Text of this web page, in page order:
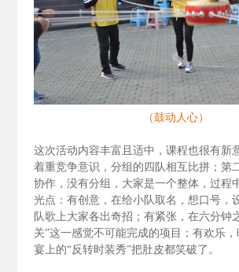
（鼓动人心）
这次活动内容丰富且适中，课程也很有新
着重竞争意识，分组的四队相互比拼；第
协作，没有分组，大家是一个整体，过程
光点：有创意，在给小队取名，想口号，
队歌上大家各出奇招；有紧张，在六分钟
关”这一感觉不可能完成的项目；有欢乐
宴上的“反转时装秀”把肚皮都笑破了。